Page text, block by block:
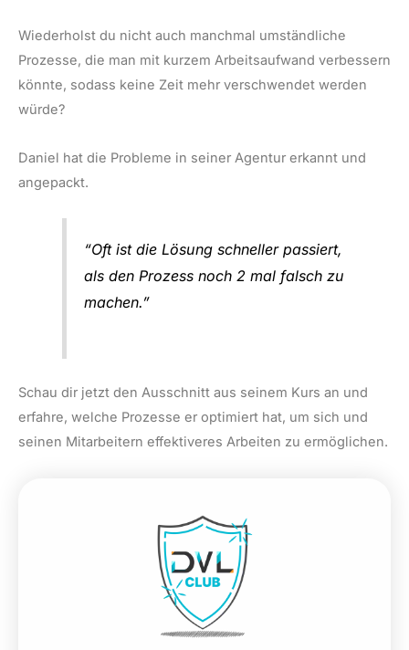
Wiederholst du nicht auch manchmal umständliche
Prozesse, die man mit kurzem Arbeitsaufwand verbessern
könnte, sodass keine Zeit mehr verschwendet werden
würde?
Daniel hat die Probleme in seiner Agentur erkannt und
angepackt.
“Oft ist die Lösung schneller passiert,
als den Prozess noch 2 mal falsch zu
machen.”
Schau dir jetzt den Ausschnitt aus seinem Kurs an und
erfahre, welche Prozesse er optimiert hat, um sich und
seinen Mitarbeitern effektiveres Arbeiten zu ermöglichen.